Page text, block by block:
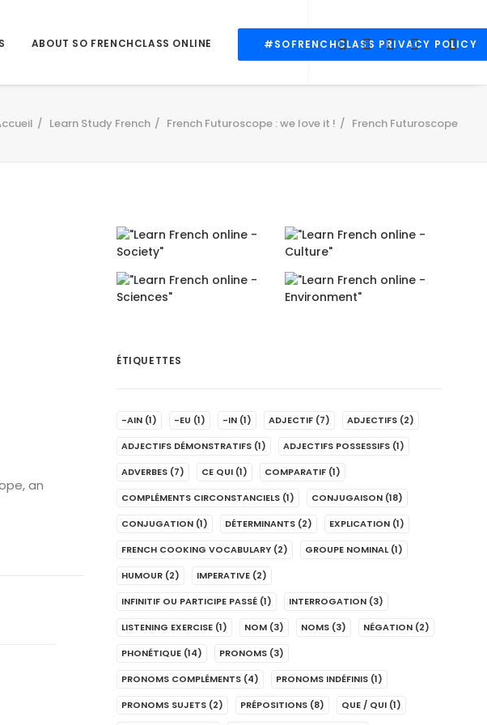
ABOUT SO FRENCHCLASS ONLINE #SOFRENCHCLASS PRIVACY POLICY
Learn Study French French Futuroscope : we love it ! French Futuroscope
an
ÉTIQUETTES
-AIN (1) -EU (1) -IN (1) ADJECTIF (7) ADJECTIFS (2)
ADJECTIFS DÉMONSTRATIFS (1) ADJECTIFS POSSESSIFS (1)
ADVERBES (7) CE QUI (1) COMPARATIF (1)
COMPLÉMENTS CIRCONSTANCIELS (1) CONJUGAISON (18)
CONJUGATION (1) DÉTERMINANTS (2) EXPLICATION (1)
FRENCH COOKING VOCABULARY (2) GROUPE NOMINAL (1)
HUMOUR (2) IMPERATIVE (2)
INFINITIF OU PARTICIPE PASSÉ (1) INTERROGATION (3)
LISTENING EXERCISE (1) NOM (3) NOMS (3) NÉGATION (2)
PHONÉTIQUE (14) PRONOMS (3)
PRONOMS COMPLÉMENTS (4) PRONOMS INDÉFINIS (1)
PRONOMS SUJETS (2) PRÉPOSITIONS (8) QUE / QUI (1)